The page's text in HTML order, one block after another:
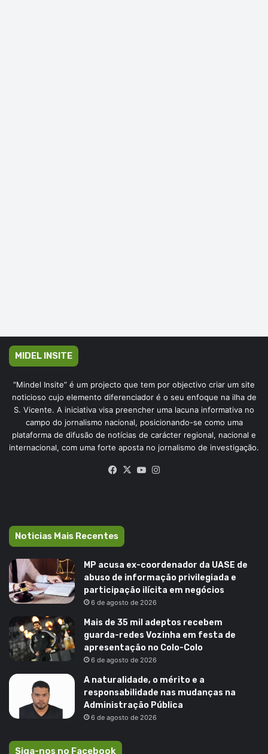
MIDEL INSITE
“Mindel Insite” é um projecto que tem por objectivo criar um site
noticioso cujo elemento diferenciador é o seu enfoque na ilha de
S. Vicente. A iniciativa visa preencher uma lacuna informativa no
campo do jornalismo nacional, posicionando-se como uma
plataforma de difusão de notícias de carácter regional, nacional e
internacional, com uma forte aposta no jornalismo de investigação.
Facebook
X YouTube
Noticias Mais Recentes
MP acusa ex-coordenador da UASE de
abuso de informação privilegiada e
participação ilícita em negócios
6 de agosto de 2026
Mais de 35 mil adeptos recebem
guarda-redes Vozinha em festa de
apresentação no Colo-Colo
6 de agosto de 2026
A naturalidade, o mérito e a
responsabilidade nas mudanças na
Administração Pública
6 de agosto de 2026
Siga-nos no Facebook